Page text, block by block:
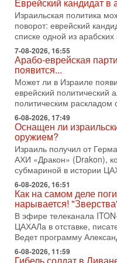
Трамп отменил удар
02/08/2026
Президент США Дональд
подготовленного удара
Тегерана и других стран
1-08-2026, 17:50
«Русский голос»
раз?
Голоса русскоязычных
меняли политический
вспомнить взлет партии
31-07-2026, 17:00
Тайны закрытых
молчат Трамп и
Недавний визит премьер-
Нетаньяху в США и его
оставили больше
31-07-2026, 15:18
Иран готовит
хочет эскалации, но
В эфире телеканала
по вопросам
Израильская политика
поворот: еврейский
списке одной из
7-08-2026, 16:55
Арабо-еврейская
появится...
Может ли в Израиле
еврейский политический
политическим раскладом
6-08-2026, 17:49
Оснащен ли
оружием?
Израиль получил от
АХИ «Дракон» (Drakon),
субмариной в истории
6-08-2026, 16:51
Как на самом деле
нарывается!
В эфире телеканала
ЦАХАЛа в отставке,
Ведет программу
6-08-2026, 11:59